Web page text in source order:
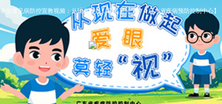
学生常见病防控宣教视频：从现在做起，爱眼莫轻“视” 【广东省疾病预防控制中心】